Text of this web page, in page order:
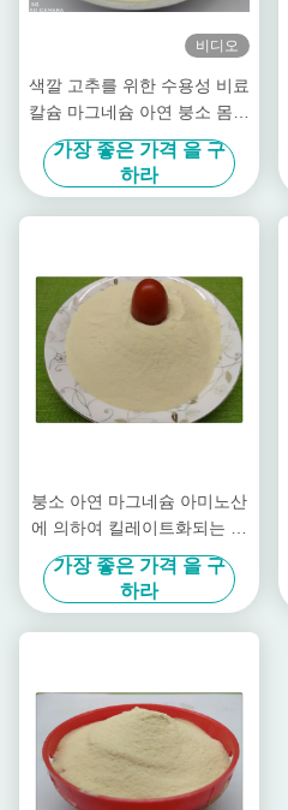
비디오
색깔 고추를 위한 수용성 비료
칼슘 마그네슘 아연 붕소 몸리
브덴
가장 좋은 가격 을 구
하라
붕소 아연 마그네슘 아미노산
에 의하여 킬레이트화되는 미
량 영양소 밝은 노란색 분말
모양
가장 좋은 가격 을 구
하라